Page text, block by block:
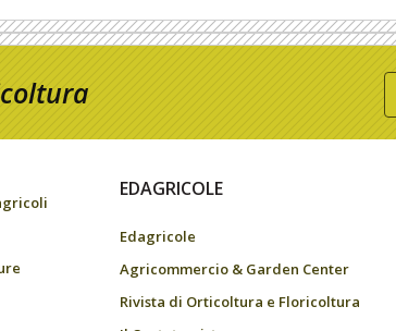
EDAGRICOLE
Edagricole
Agricommercio & Garden Center
Rivista di Orticoltura e Floricoltura